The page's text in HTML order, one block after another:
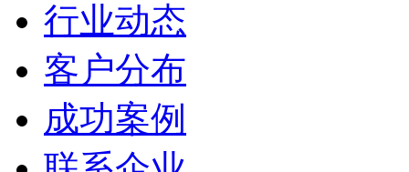
行业动态
客户分布
成功案例